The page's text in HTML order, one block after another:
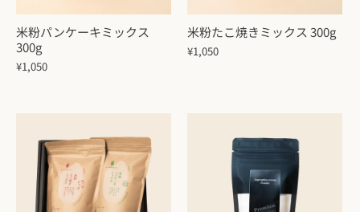
米粉パンケーキミックス
300g
¥1,050
米粉たこ焼きミックス 300g
¥1,050